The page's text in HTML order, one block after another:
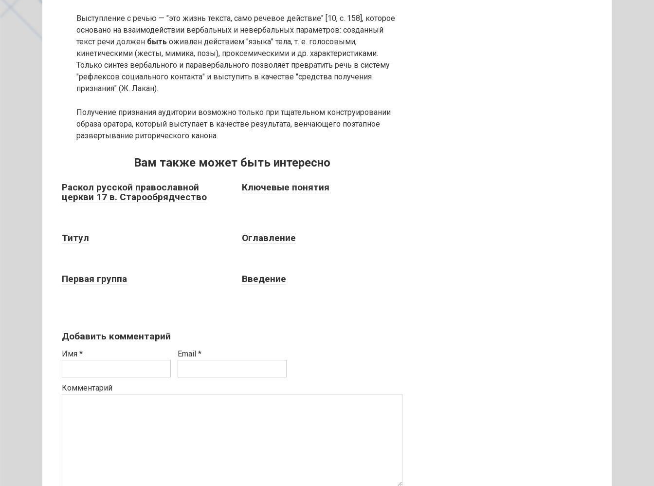
Выступление с речью — "это жизнь текста, само речевое действие" [10, с. 158], которое
основано на взаимодействии вербальных и невербальных параметров: созданный
текст речи должен быть оживлен действием "языка" тела, т. е. голосовыми,
кинетическими (жесты, мимика, позы), проксемическими и др. характеристиками.
Только синтез вербального и паравербального позволяет превратить речь в систему
"рефлексов социального контакта" и выступить в качестве "средства получения
признания" (Ж. Лакан).
Получение признания аудитории возможно только при тщательном конструировании
образа оратора, который выступает в качестве результата, венчающего поэтапное
развертывание риторического канона.
Вам также может быть интересно
Раскол русской православной
церкви 17 в. Старообрядчество
Ключевые понятия
Титул Оглавление
Первая группа Введение
Добавить комментарий
Имя * Email *
Комментарий